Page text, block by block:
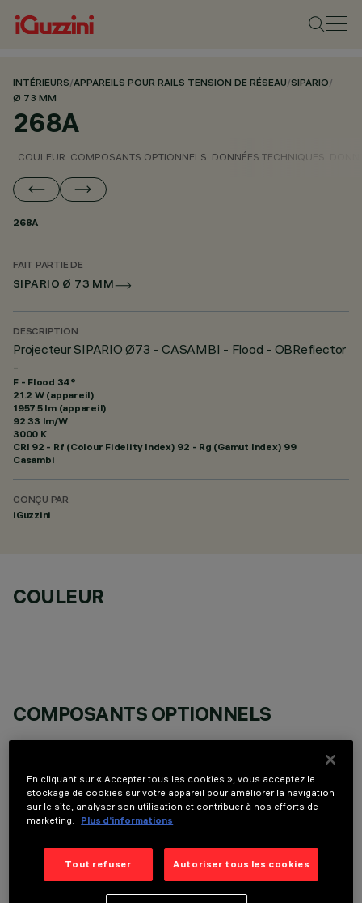
INTÉRIEURS/APPAREILS POUR RAILS TENSION DE RÉSEAU/SIPARIO/
Ø 73 MM
268A
COULEUR COMPOSANTS OPTIONNELS DONNÉES TECHNIQUES
268A
FAIT PARTIE DE
SIPARIO Ø 73 MM
DESCRIPTION
Projecteur SIPARIO Ø73 - CASAMBI - Flood - OBReflector
-
F - Flood 34°
21.2 W (appareil)
1957.5 lm (appareil)
92.33 lm/W
3000 K
CRI 92 - Rf (Colour Fidelity Index) 92 - Rg (Gamut Index) 99
Casambi
CONÇU PAR
iGuzzini
COULEUR
COMPOSANTS OPTIONNELS
DONNÉES TECHNIQUES
En cliquant sur « Accepter tous les cookies », vous acceptez le
stockage de cookies sur votre appareil pour améliorer la navigation
sur le site, analyser son utilisation et contribuer à nos efforts de
marketing.
Plus d’informations
Tout refuser Autoriser tous les cookies